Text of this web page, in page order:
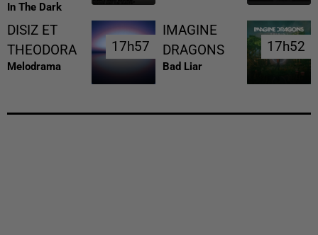
In The Dark
DISIZ ET
THEODORA
Melodrama
17h57
17h57
IMAGINE
DRAGONS
Bad Liar
17h52
17h52